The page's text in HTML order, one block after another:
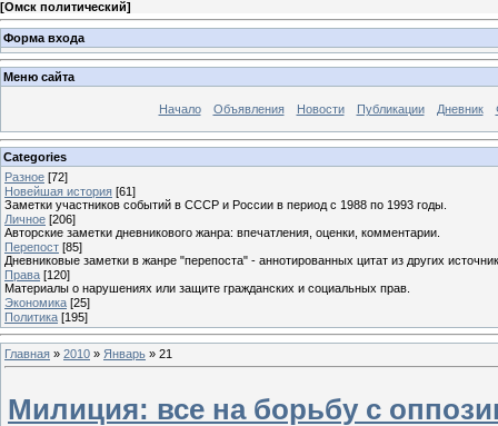
[Омск политический]
Форма входа
Меню сайта
Начало Объявления Новости Публикации Дневник
Categories
Разное [72]
Новейшая история [61]
Заметки участников событий в СССР и России в период с 1988 по 1993 годы.
Личное [206]
Авторские заметки дневникового жанра: впечатления, оценки, комментарии.
Перепост [85]
Дневниковые заметки в жанре "перепоста" - аннотированных цитат из других
Права [120]
Материалы о нарушениях или защите гражданских и социальных прав.
Экономика [25]
Политика [195]
Главная » 2010 » Январь » 21
Милиция: все на борьбу с